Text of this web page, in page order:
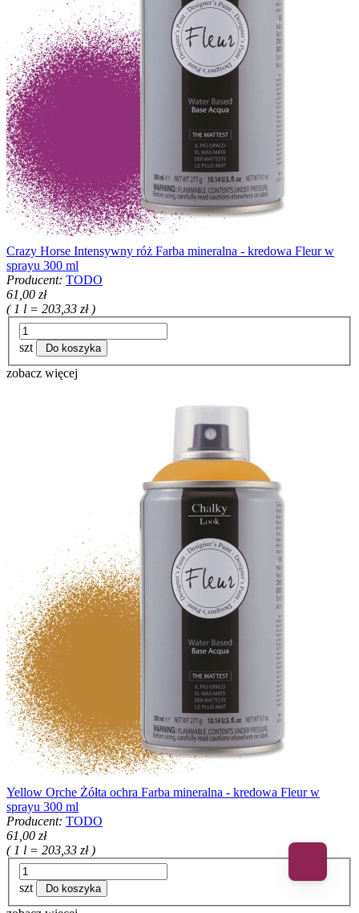
Crazy Horse Intensywny róż Farba mineralna - kredowa Fleur w
sprayu 300 ml
Producent: TODO
61,00 zł
( 1 l = 203,33 zł )
szt Do koszyka
zobacz więcej
Yellow Orche Żółta ochra Farba mineralna - kredowa Fleur w
sprayu 300 ml
Producent: TODO
61,00 zł
( 1 l = 203,33 zł )
szt Do koszyka